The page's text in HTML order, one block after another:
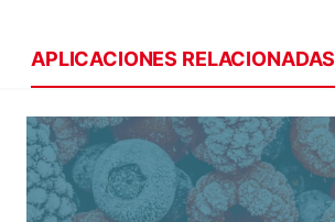
APLICACIONES RELACIONADAS